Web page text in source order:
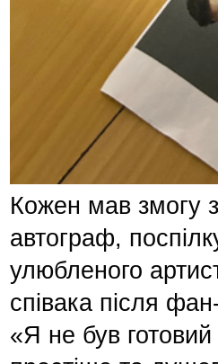
Кожен мав змогу
автограф,
улюбленого
співака після фан-
«Я не був